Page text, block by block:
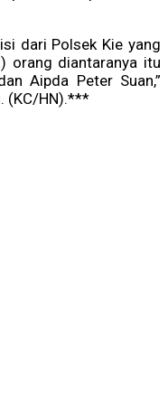
dari Polsek Kie yang
orang diantaranya itu
Aipda Peter Suan,”
(KC/HN).***